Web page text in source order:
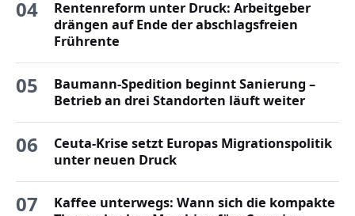
04
Rentenreform unter Druck: Arbeitgeber
drängen auf Ende der abschlagsfreien
Frührente
05
Baumann-Spedition beginnt Sanierung –
Betrieb an drei Standorten läuft weiter
06
Ceuta-Krise setzt Europas Migrationspolitik
unter neuen Druck
07
Kaffee unterwegs: Wann sich die kompakte